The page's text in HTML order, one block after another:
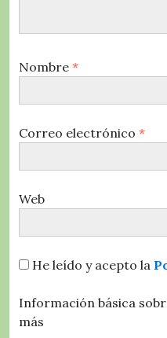
Nombre *
Correo electrónico *
Web
He leído y acepto la
Información básica
más